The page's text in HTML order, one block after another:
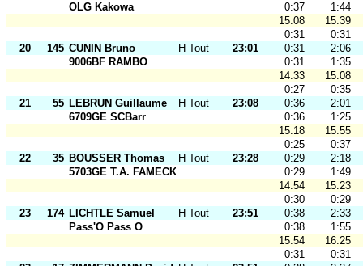
OLG Kakowa
0:37
1:44
15:08
15:39
0:31
0:31
20
145 CUNIN Bruno H Tout Ages23:01 0:31
2:06
9006BF RAMBO
0:31
1:35
14:33
15:08
0:27
0:35
21
55 LEBRUN Guillaume H Tout Ages23:08 0:36
2:01
6709GE SCBarr
0:36
1:25
15:18
15:55
0:25
0:37
22
35 BOUSSER Thomas H Tout Ages23:28 0:29
2:18
5703GE T.A. FAMECK
0:29
1:49
14:54
15:23
0:30
0:29
23
174 LICHTLE Samuel H Tout Ages23:51 0:38
2:33
Pass'O Pass O
0:38
1:55
15:54
16:25
0:31
0:31